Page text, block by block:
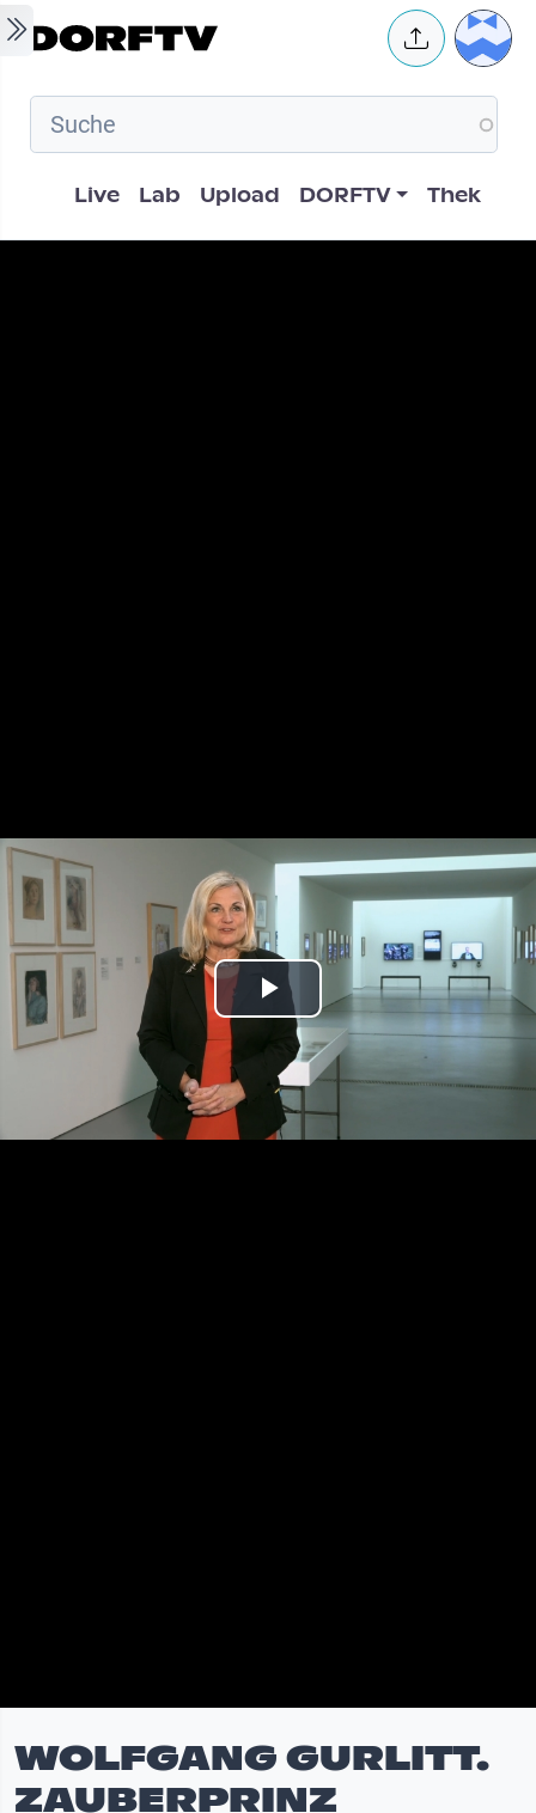
Skip to main content User
Hauptnavigation
Live Lab Upload DORFTV Thek
Play
Video
WOLFGANG GURLITT.
ZAUBERPRINZ